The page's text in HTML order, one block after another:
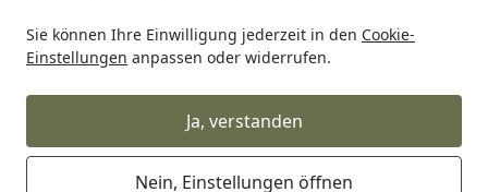
Sie können Ihre Einwilligung jederzeit in den Cookie-
Einstellungen anpassen oder widerrufen.
Ja, verstanden
Nein, Einstellungen öffnen
Startseite
Autosol Autosol Politur Autosol Politur Acrylglas
Autosol Politur Acrylglas